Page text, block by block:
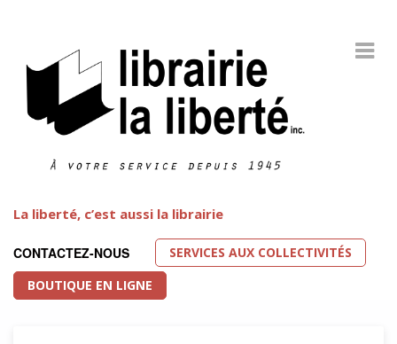
La liberté, c’est aussi la librairie
CONTACTEZ-NOUS
SERVICES AUX COLLECTIVITÉS
BOUTIQUE EN LIGNE